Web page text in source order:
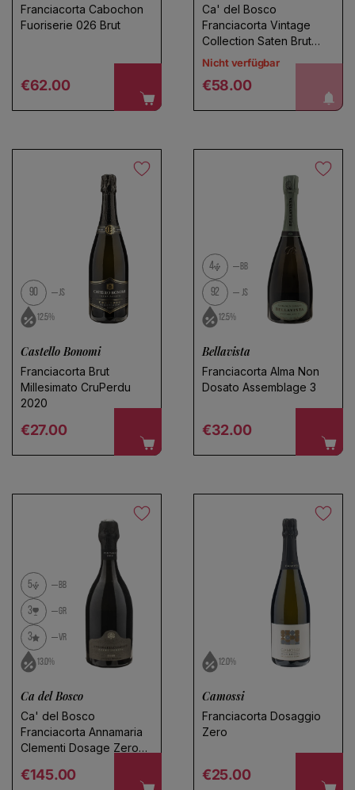
Franciacorta Cabochon
Fuoriserie 026 Brut
Regular price
€62.00
Ca' del Bosco
Franciacorta Vintage
Collection Saten Brut
2020
Nicht verfügbar
Regular price
€58.00 b
e
n
a
c
h
r
i
c
h
t
i
g
e
n
S
i
e
m
i
c
h
!
90 JS
12.5%
Castello Bonomi
Franciacorta Brut
Millesimato CruPerdu
2020
Regular price
€27.00
4 BB
92 JS
12.5%
Bellavista
Franciacorta Alma Non
Dosato Assemblage 3
Regular price
€32.00
5 BB
3 GR
3 VR
13.0%
Ca del Bosco
Ca' del Bosco
Franciacorta Annamaria
Clementi Dosage Zero
Regular price
€145.00
12.0%
Camossi
Franciacorta Dosaggio
Zero
Regular price
€25.00